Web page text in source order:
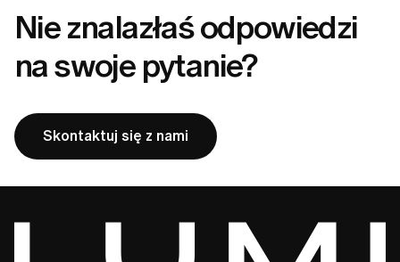
Nie znalazłaś odpowiedzi
na swoje pytanie?
Skontaktuj się z nami